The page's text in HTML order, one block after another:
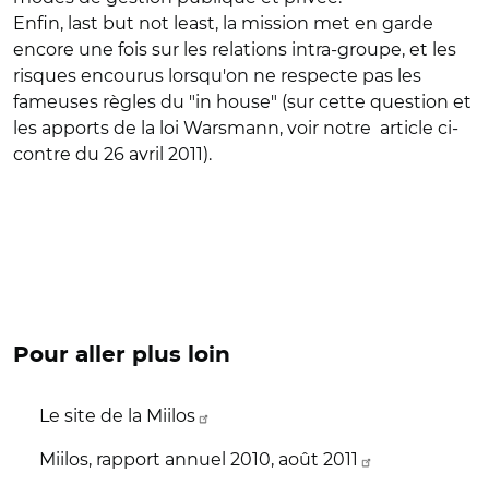
Enfin, last but not least, la mission met en garde
encore une fois sur les relations intra-groupe, et les
risques encourus lorsqu'on ne respecte pas les
fameuses règles du "in house" (sur cette question et
les apports de la loi Warsmann, voir notre article ci-
contre du 26 avril 2011).
Pour aller plus loin
Le site de la Miilos
Miilos, rapport annuel 2010, août 2011